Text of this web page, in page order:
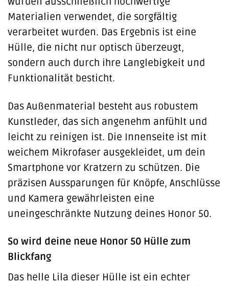
Materialien verwendet, die sorgfältig
verarbeitet wurden. Das Ergebnis ist eine
Hülle, die nicht nur optisch überzeugt,
sondern auch durch ihre Langlebigkeit und
Funktionalität besticht.
Das Außenmaterial besteht aus robustem
Kunstleder, das sich angenehm anfühlt und
leicht zu reinigen ist. Die Innenseite ist mit
weichem Mikrofaser ausgekleidet, um dein
Smartphone vor Kratzern zu schützen. Die
präzisen Aussparungen für Knöpfe, Anschlüsse
und Kamera gewährleisten eine
uneingeschränkte Nutzung deines Honor 50.
So wird deine neue Honor 50 Hülle zum
Blickfang
Das helle Lila dieser Hülle ist ein echter